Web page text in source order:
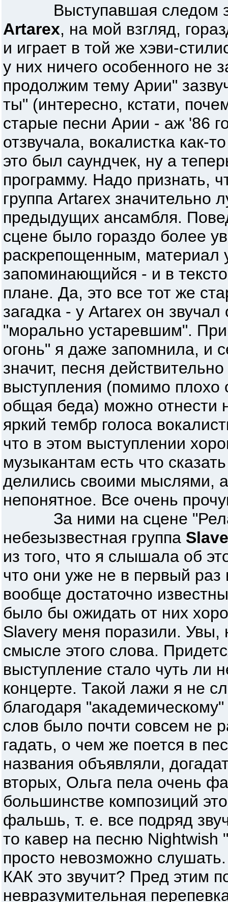
Выступавшая следом за
Artarex, на мой взгляд,
и играет в той же хэви-
у них ничего особенного не
продолжим тему Арии"
ты" (интересно, кстати,
старые песни Арии - аж '86
отзвучала, вокалистка как-
это был саундчек, ну а
программу. Надо признать,
группа Artarex значительно
предыдущих ансамбля.
сцене было гораздо более
раскрепощенным, материал
запоминающийся - и в
плане. Да, это все тот же
загадка - у Artarex он
"морально устаревшим".
огонь" я даже запомнила, и
значит, песня
выступления (помимо плохо
общая беда) можно отнести
яркий тембр голоса
что в этом выступлении
музыкантам есть что
делились своими мыслями,
непонятное. Все очень
За ними на сцене
небезызвестная группа
из того, что я слышала об
что они уже не в первый
вообще достаточно
было бы ожидать от них
Slavery меня поразили. Увы,
смысле этого слова.
выступление стало чуть ли
концерте. Такой лажи я не
благодаря
слов было почти совсем не
гадать, о чем же поется в
названия объявляли,
вторых, Ольга пела очень
большинстве композиций
фальшь, т. е. все подряд
то кавер на песню
просто невозможно
КАК это звучит? Пред этим
невразумительная